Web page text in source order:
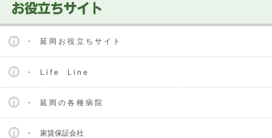
・ 延 岡 お 役 立 ち サ イ ト
・ L i f e L i n e
・ 延 岡 の 各 種 病 院
・ 家賃保証会社